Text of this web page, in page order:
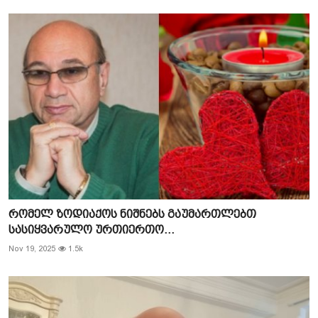
რომელ ზოდიაქოს ნიშნებს გაუმართლებთ
სასიყვარულო ურთიერთო...
Nov 19, 2025 1.5k